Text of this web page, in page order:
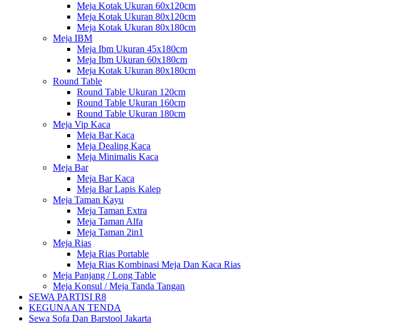
Meja Kotak Ukuran 60x120cm
Meja Kotak Ukuran 80x120cm
Meja Kotak Ukuran 80x180cm
Meja IBM
Meja Ibm Ukuran 45x180cm
Meja Ibm Ukuran 60x180cm
Meja Kotak Ukuran 80x180cm
Round Table
Round Table Ukuran 120cm
Round Table Ukuran 160cm
Round Table Ukuran 180cm
Meja Vip Kaca
Meja Bar Kaca
Meja Dealing Kaca
Meja Minimalis Kaca
Meja Bar
Meja Bar Kaca
Meja Bar Lapis Kalep
Meja Taman Kayu
Meja Taman Extra
Meja Taman Alfa
Meja Taman 2in1
Meja Rias
Meja Rias Portable
Meja Rias Kombinasi Meja Dan Kaca Rias
Meja Panjang / Long Table
Meja Konsul / Meja Tanda Tangan
SEWA PARTISI R8
KEGUNAAN TENDA
Sewa Sofa Dan Barstool Jakarta